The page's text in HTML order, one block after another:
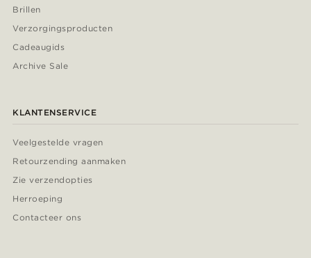
Brillen
Verzorgingsproducten
Cadeaugids
Archive Sale
KLANTENSERVICE
Veelgestelde vragen
Retourzending aanmaken
Zie verzendopties
Herroeping
Contacteer ons